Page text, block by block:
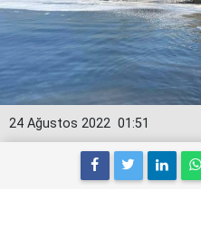
01:51
24 Ağustos 2022